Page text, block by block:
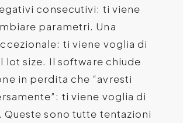
consecutivi: ti viene
parametri. Una
ti viene voglia di
lot size. Il software chiude
in perdita che “avresti
ti viene voglia di
sono tutte tentazioni